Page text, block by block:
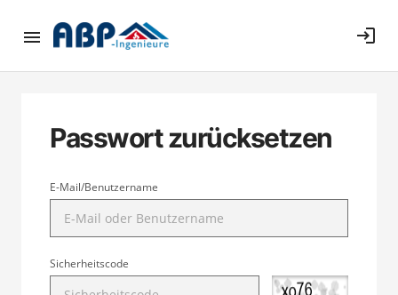
login
Passwort zurücksetzen
E-Mail/Benutzername
Sicherheitscode